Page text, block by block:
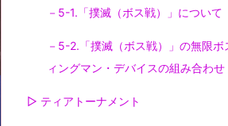
－5-1.「撲滅（ボス戦）」について
－5-2.「撲滅（ボス戦）」の無限ボ
ィングマン・デバイスの組み合わせ
▷ ティアトーナメント